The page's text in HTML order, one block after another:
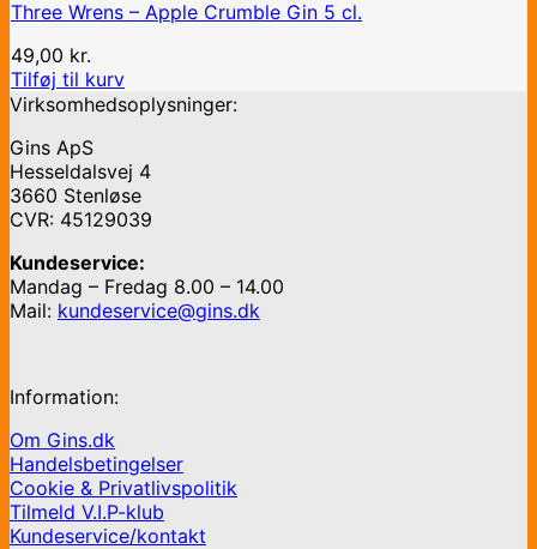
Three Wrens – Apple Crumble Gin 5 cl.
49,00 kr.
Tilføj til kurv
Virksomhedsoplysninger:
Gins ApS
Hesseldalsvej 4
3660 Stenløse
CVR: 45129039
Kundeservice:
Mandag – Fredag 8.00 – 14.00
Mail: kundeservice@gins.dk
Information:
Om Gins.dk
Handelsbetingelser
Cookie & Privatlivspolitik
Tilmeld V.I.P-klub
Kundeservice/kontakt